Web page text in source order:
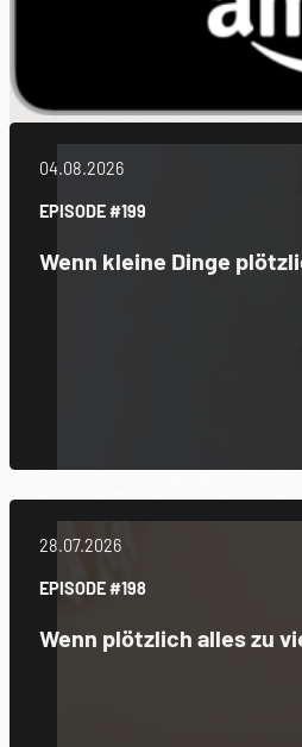
04.08.2026
EPISODE #199
Wenn kleine Dinge
28.07.2026
EPISODE #198
Wenn plötzlich alles zu